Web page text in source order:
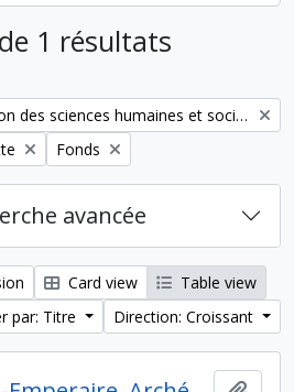
1 résultats
Pôle Archives de la Maison des sciences humaines et sociales Mondes
Remove filter:
Fonds
avancée
Card view
Table view
par: Titre
Direction: Croissant